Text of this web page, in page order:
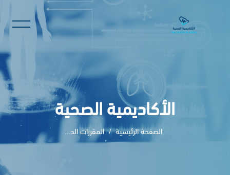
الأكاديمية الصحية
الصفحة الرئيسية المقررات الدراسية